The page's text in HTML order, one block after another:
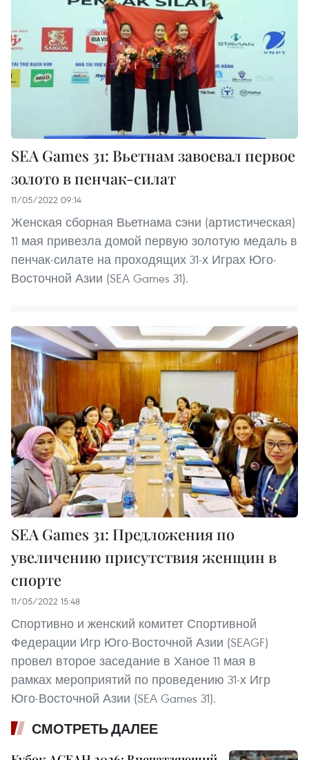
SEA Games 31: Вьетнам завоевал первое
золото в пенчак-силат
11/05/2022 09:14
Женская сборная Вьетнама сэни (артистическая)
11 мая привезла домой первую золотую медаль в
пенчак-силате на проходящих 31-х Играх Юго-
Восточной Азии (SEA Games 31).
SEA Games 31: Предложения по
увеличению присутствия женщин в
спорте
11/05/2022 15:48
Спортивно и женский комитет Спортивной
Федерации Игр Юго-Восточной Азии (SEAGF)
провел второе заседание в Ханое 11 мая в
рамках мероприятий по проведению 31-х Игр
Юго-Восточной Азии (SEA Games 31).
СМОТРЕТЬ ДАЛЕЕ